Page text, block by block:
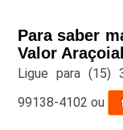
Para saber
Valor
Ligue para(15)
99138-4102 ou